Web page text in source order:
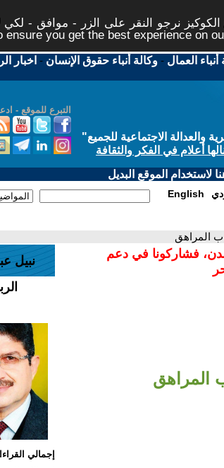
نرجو النقر على الزر - موافق - لكي
you get the best experience on
أنباء العمال -وكالة أنباء حقوق الإنسان - اخبار
التبرع للموقع -
الاجتماعية للجميع"
أعلام في الفكر والثقافة
لاستخدام الموقع البديل
English
المراهق
فشاركونا في دعم
المراهق
نبيل
إجمالي القراءات: